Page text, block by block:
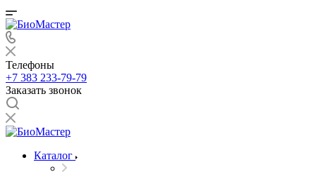
Телефоны
+7 383 233-79-79
Заказать звонок
Каталог